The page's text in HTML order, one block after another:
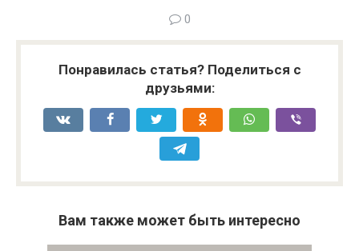
0
Понравилась статья? Поделиться с
друзьями:
Вам также может быть интересно